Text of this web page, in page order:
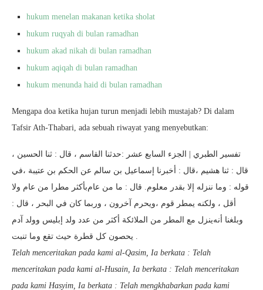
hukum menelan makanan ketika sholat
hukum ruqyah di bulan ramadhan
hukum akad nikah di bulan ramadhan
hukum aqiqah di bulan ramadhan
hukum menunda haid di bulan ramadhan
Mengapa doa ketika hujan turun menjadi lebih mustajab? Di dalam
Tafsir Ath-Thabari, ada sebuah riwayat yang menyebutkan:
ﺗﻔﺴﻴﺮ ﺍﻟﻄﺒﺮﻱ | ﺍﻟﺠﺰﺀ ﺍﻟﺴﺎﺑﻊ ﻋﺸﺮ :ﺣﺪﺛﻨﺎ ﺍﻟﻘﺎﺳﻢ ، ﻗﺎﻝ : ﺛﻨﺎ ﺍﻟﺤﺴﻴﻦ ،
ﻗﺎﻝ : ﺛﻨﺎ ﻫﺸﻴﻢ ،ﻗﺎﻝ : ﺃﺧﺒﺮﻧﺎ ﺇﺳﻤﺎﻋﻴﻞ ﺑﻦ ﺳﺎﻟﻢ ﻋﻦ ﺍﻟﺤﻜﻢ ﺑﻦ ﻋﺘﻴﺒﺔ ،ﻓﻲ
ﻗﻮﻟﻪ : ﻭﻣﺎ ﻧﻨﺰﻟﻪ ﺇﻻ ﺑﻘﺪﺭ ﻣﻌﻠﻮﻡ. ﻗﺎﻝ : ﻣﺎ ﻣﻦ ﻋﺎﻡﺑﺄﻛﺜﺮ ﻣﻄﺮﺍ ﻣﻦ ﻋﺎﻡ ﻭﻻ
ﺃﻗﻞ ، ﻭﻟﻜﻨﻪ ﻳﻤﻄﺮ ﻗﻮﻡ ،ﻭﻳﺤﺮﻡ ﺁﺧﺮﻭﻥ ، ﻭﺭﺑﻤﺎ ﻛﺎﻥ ﻓﻲ ﺍﻟﺒﺤﺮ ، ﻗﺎﻝ :
ﻭﺑﻠﻐﻨﺎ ﺃﻧﻪﻳﻨﺰﻝ ﻣﻊ ﺍﻟﻤﻄﺮ ﻣﻦ ﺍﻟﻤﻼﺋﻜﺔ ﺃﻛﺜﺮ ﻣﻦ ﻋﺪﺩ ﻭﻟﺪ ﺇﺑﻠﻴﺲ ﻭﻭﻟﺪ ﺁﺩﻡ
ﻳﺤﺼﻮﻥ ﻛﻞ ﻗﻄﺮﺓ ﺣﻴﺚ ﺗﻘﻊ ﻭﻣﺎ ﺗﻨﺒﺖ .
Telah menceritakan pada kami al-Qasim, Ia berkata : Telah
menceritakan pada kami al-Husain, Ia berkata : Telah menceritakan
pada kami Hasyim, Ia berkata : Telah mengkhabarkan pada kami